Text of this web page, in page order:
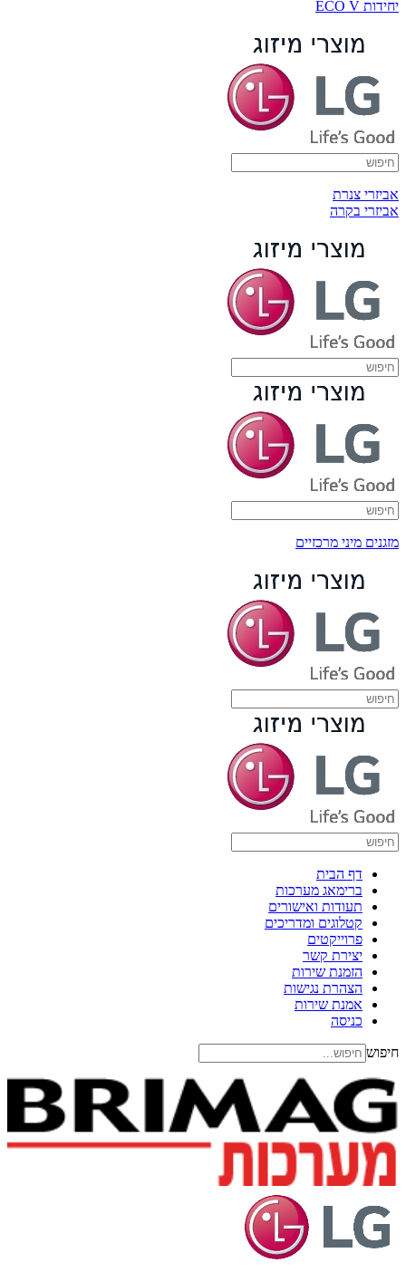
יחידות ECO V
אביזרי צנרת
אביזרי בקרה
מזגנים מיני מרכזיים
דף הבית
ברימאג מערכות
תעודות ואישורים
קטלוגים ומדריכים
פרוייקטים
יצירת קשר
הזמנת שירות
הצהרת נגישות
אמנת שירות
כניסה
חיפוש